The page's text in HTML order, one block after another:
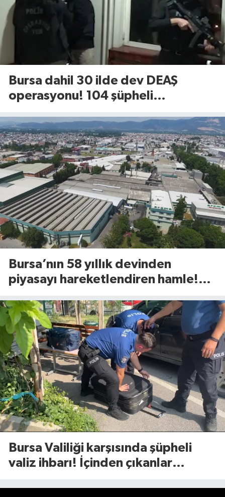
Bursa dahil 30 ilde dev DEAŞ
operasyonu! 104 şüpheli
Bursa’nın 58 yıllık devinden
piyasayı hareketlendiren hamle!
Bursa Valiliği karşısında şüpheli
valiz ihbarı! İçinden çıkanlar